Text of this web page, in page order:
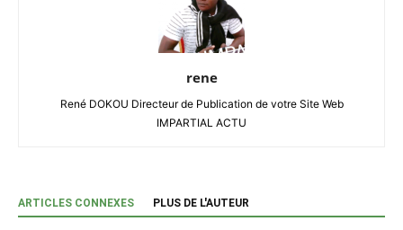
rene
René DOKOU Directeur de Publication de votre Site Web
IMPARTIAL ACTU
ARTICLES CONNEXES PLUS DE L'AUTEUR